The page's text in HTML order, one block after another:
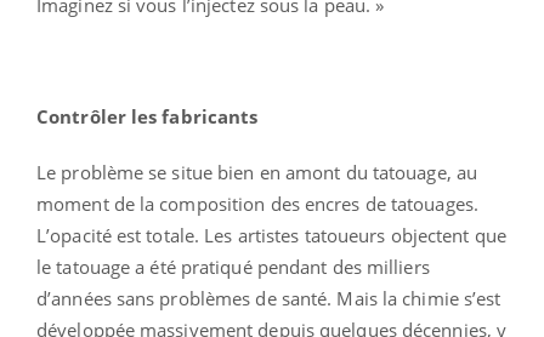
Contrôler les fabricants
Le problème se situe bien en amont du tatouage, au
moment de la composition des encres de tatouages.
L’opacité est totale. Les artistes tatoueurs objectent que
le tatouage a été pratiqué pendant des milliers
d’années sans problèmes de santé. Mais la chimie s’est
développée massivement depuis quelques décennies, y